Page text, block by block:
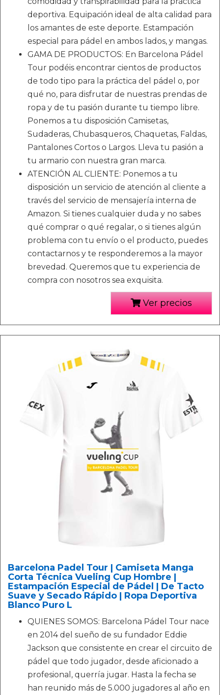
deportiva. Equipación ideal de alta calidad para
los amantes de este deporte. Estampación
especial para pádel en ambos lados, y mangas.
GAMA DE PRODUCTOS: En Barcelona Pádel
Tour podéis encontrar cientos de productos
de todo tipo para la práctica del pádel o, por
qué no, para disfrutar de nuestras prendas de
ropa y de tu pasión durante tu tiempo libre.
Ponemos a tu disposición Camisetas,
Sudaderas, Chubasqueros, Chaquetas, Faldas,
Pantalones Cortos o Largos. Lleva tu pasión a
tu armario con nuestra gran marca.
ATENCIÓN AL CLIENTE: Ponemos a tu
disposición un servicio de atención al cliente a
través del servicio de mensajería interna de
Amazon. Si tienes cualquier duda y no sabes
qué comprar o qué regalar, o si tienes algún
problema con tu envío o el producto, puedes
contactarnos y te responderemos a la mayor
brevedad. Queremos que tu experiencia de
compra con nosotros sea exquisita.
Ver precios
Barcelona Padel Tour | Camiseta Manga
Corta Técnica Vueling Cup Hombre |
Estampación Especial de Pádel | De Tacto
Suave y Secado Rápido | Ropa Deportiva
Blanco Puro L
QUIENES SOMOS: Barcelona Pádel Tour nace
en 2014 del sueño de su fundador Eddie
Jackson que consistente en crear el circuito de
pádel que todo jugador, desde aficionado a
profesional, querría jugar. Hasta la fecha se
han reunido más de 5.000 jugadores al año en